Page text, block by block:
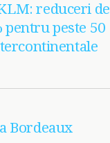
reduceri de
pentru peste 50
Bordeaux